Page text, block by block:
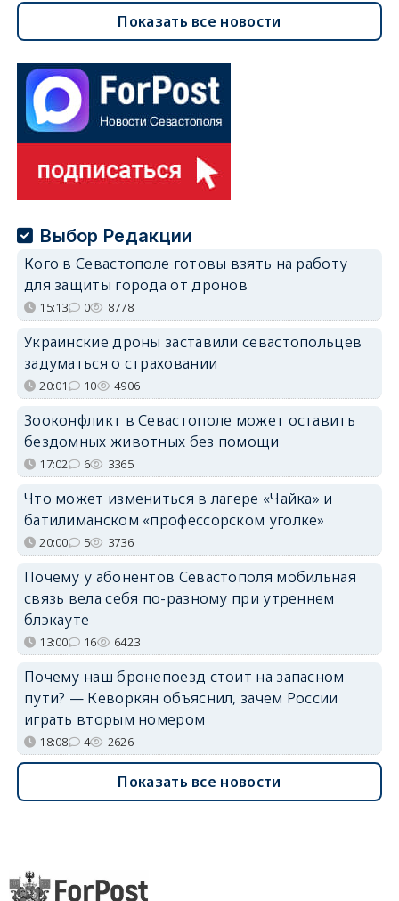
Показать все новости
Выбор Редакции
Кого в Севастополе готовы взять на работу
для защиты города от дронов
15:13 0 8778
Украинские дроны заставили севастопольцев
задуматься о страховании
20:01 10 4906
Зооконфликт в Севастополе может оставить
бездомных животных без помощи
17:02 6 3365
Что может измениться в лагере «Чайка» и
батилиманском «профессорском уголке»
20:00 5 3736
Почему у абонентов Севастополя мобильная
связь вела себя по-разному при утреннем
блэкауте
13:00 16 6423
Почему наш бронепоезд стоит на запасном
пути? — Кеворкян объяснил, зачем России
играть вторым номером
18:08 4 2626
Показать все новости